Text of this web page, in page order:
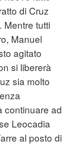
di Cruz
Mentre tutti
Manuel
agitato
si libererà
sia molto
continuare ad
Leocadia
al posto di